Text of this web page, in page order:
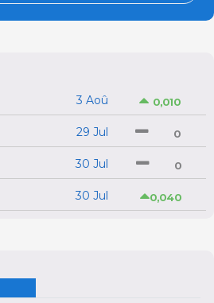
3 Aoû 0,010
29 Jul 0
30 Jul 0
30 Jul 0,040